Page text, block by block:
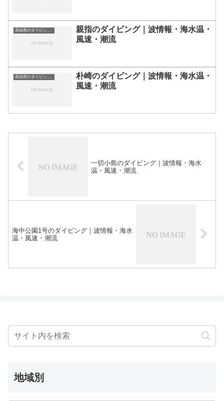
親指のダイビング｜波情報・海水温・
風速・潮流
朴崎のダイビング｜波情報・海水温・
風速・潮流
一切小島のダイビング｜波情報・海水
温・風速・潮流
海中公園1号のダイビング｜波情報・海水
温・風速・潮流
地域別